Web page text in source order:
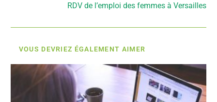
RDV de l’emploi des femmes à Versailles
VOUS DEVRIEZ ÉGALEMENT AIMER